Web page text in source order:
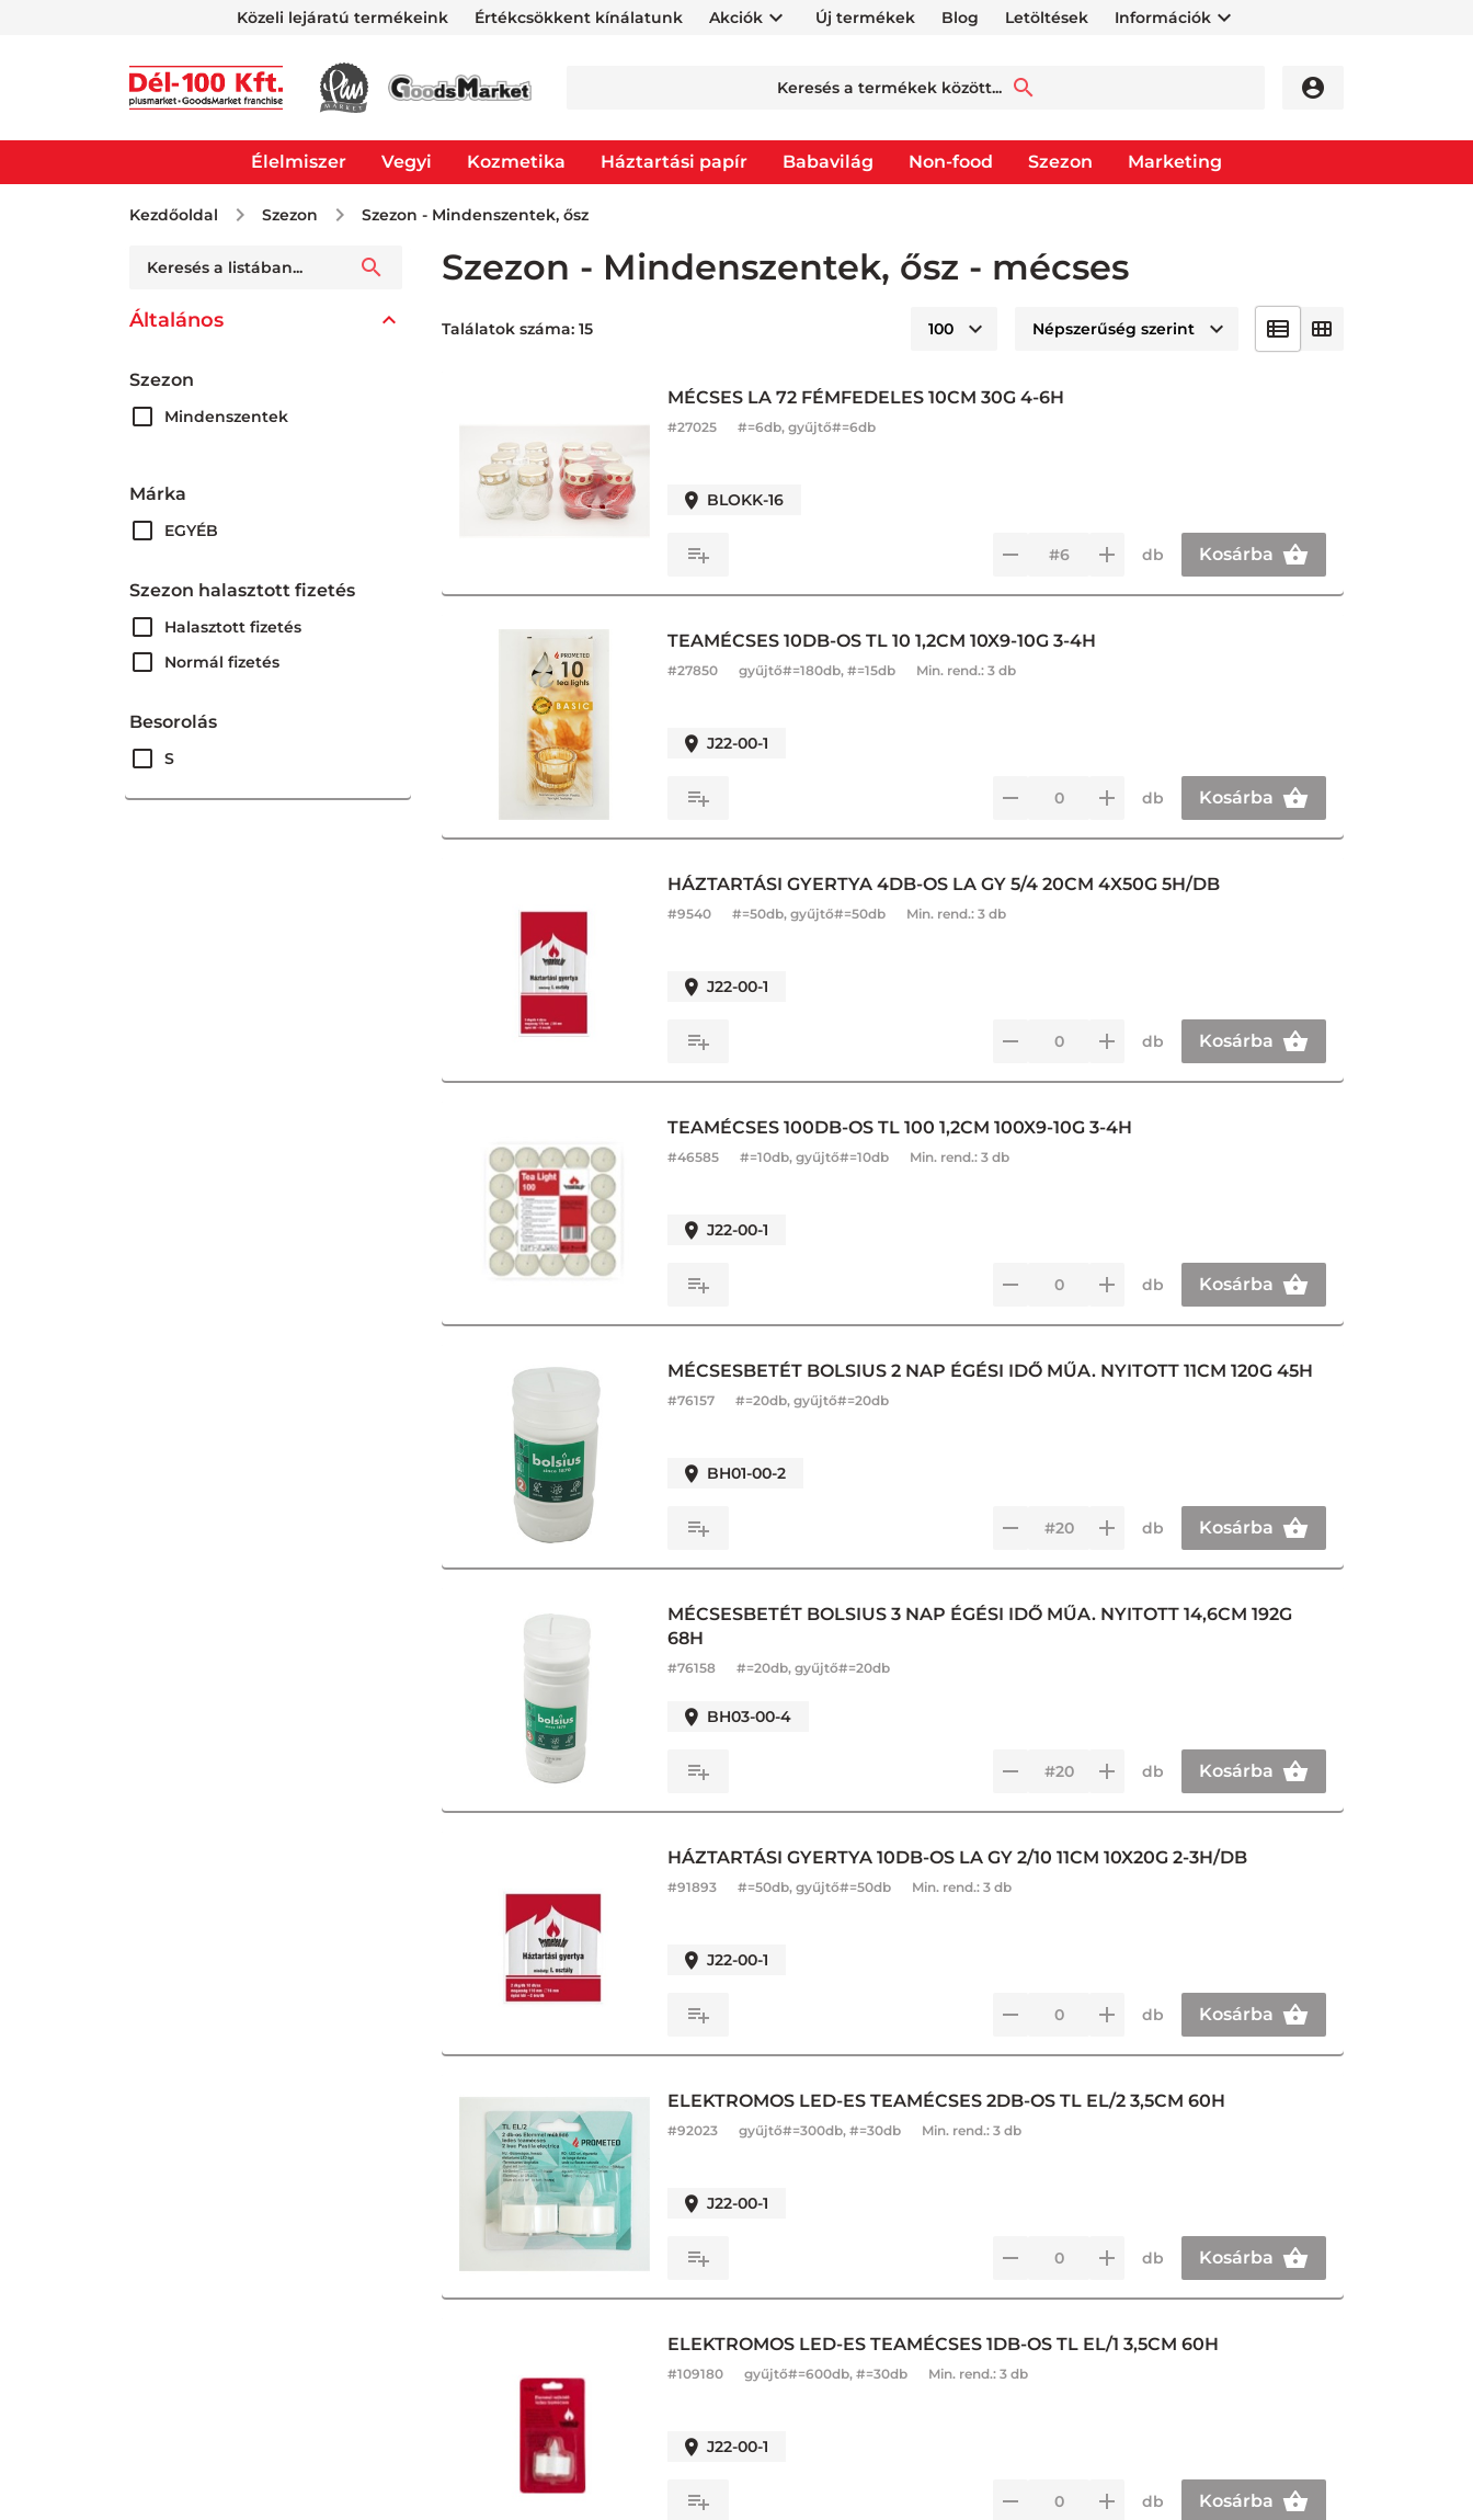
Közeli lejáratú termékeink Értékcsökkent kínálatunk Akciók Új termékek Blog Letöltések Információk
Élelmiszer Vegyi Kozmetika Háztartási papír Babavilág Non-food Szezon Marketing
Kezdőoldal Szezon Szezon - Mindenszentek, ősz
Szezon - Mindenszentek, ősz - mécses
Találatok száma: 15
MÉCSES LA 72 FÉMFEDELES 10CM 30G 4-6H
#27025 #=6db, gyűjtő#=6db
BLOKK-16
db Kosárba
TEAMÉCSES 10DB-OS TL 10 1,2CM 10X9-10G 3-4H
#27850 gyűjtő#=180db, #=15db Min. rend.: 3 db
J22-00-1
db Kosárba
HÁZTARTÁSI GYERTYA 4DB-OS LA GY 5/4 20CM 4X50G 5H/DB
#9540 #=50db, gyűjtő#=50db Min. rend.: 3 db
J22-00-1
db Kosárba
TEAMÉCSES 100DB-OS TL 100 1,2CM 100X9-10G 3-4H
#46585 #=10db, gyűjtő#=10db Min. rend.: 3 db
J22-00-1
db Kosárba
MÉCSESBETÉT BOLSIUS 2 NAP ÉGÉSI IDŐ MŰA. NYITOTT 11CM 120G 45H
#76157 #=20db, gyűjtő#=20db
BH01-00-2
db Kosárba
MÉCSESBETÉT BOLSIUS 3 NAP ÉGÉSI IDŐ MŰA. NYITOTT 14,6CM 192G
68H
#76158 #=20db, gyűjtő#=20db
BH03-00-4
db Kosárba
HÁZTARTÁSI GYERTYA 10DB-OS LA GY 2/10 11CM 10X20G 2-3H/DB
#91893 #=50db, gyűjtő#=50db Min. rend.: 3 db
J22-00-1
db Kosárba
ELEKTROMOS LED-ES TEAMÉCSES 2DB-OS TL EL/2 3,5CM 60H
#92023 gyűjtő#=300db, #=30db Min. rend.: 3 db
J22-00-1
db Kosárba
ELEKTROMOS LED-ES TEAMÉCSES 1DB-OS TL EL/1 3,5CM 60H
#109180 gyűjtő#=600db, #=30db Min. rend.: 3 db
J22-00-1
db Kosárba
Általános
Szezon
Mindenszentek
Márka
EGYÉB
Szezon halasztott fizetés
Halasztott fizetés
Normál fizetés
Besorolás
S